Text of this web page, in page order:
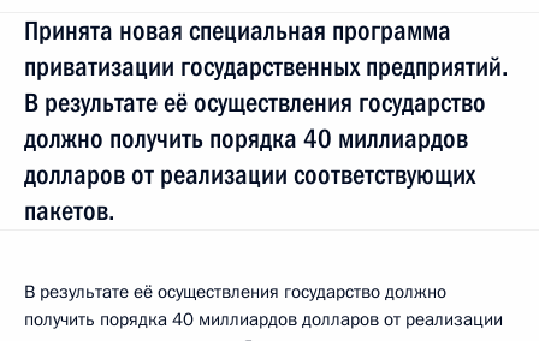
Принята новая специальная программа
приватизации государственных предприятий.
В результате её осуществления государство
должно получить порядка 40 миллиардов
долларов от реализации соответствующих
пакетов.
В результате её осуществления государство должно
получить порядка 40 миллиардов долларов от реализации